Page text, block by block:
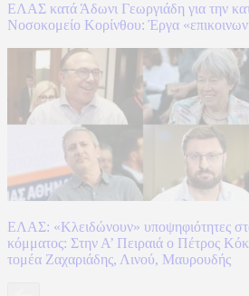
ΕΛΑΣ κατά Άδωνι Γεωργιάδη για την
Νοσοκομείο Κορίνθου: Έργα
ΕΛΑΣ: «Κλειδώνουν» υποψηφιότητες
κόμματος: Στην Α’ Πειραιά ο Πέτρος
τομέα Ζαχαριάδης, Λινού, Μαυρουδής